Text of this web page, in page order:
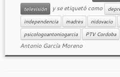
televisión
y se etiquetó como
independencia
madres nidovacio
psicologoantoniogarcia
PTV Cordoba
Antonio García Moreno